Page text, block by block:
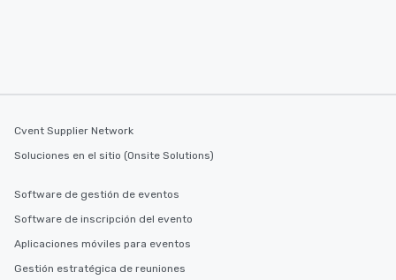
Cvent Supplier Network
Soluciones en el sitio (Onsite Solutions)
Software de gestión de eventos
Software de inscripción del evento
Aplicaciones móviles para eventos
Gestión estratégica de reuniones